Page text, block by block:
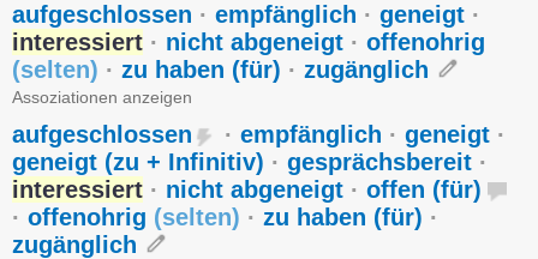
aufgeschlossen · empfänglich · geneigt ·
interessiert · nicht abgeneigt · offenohrig
(selten) · zu haben (für) · zugänglich
Assoziationen anzeigen
aufgeschlossen · empfänglich · geneigt ·
geneigt (zu + Infinitiv) · gesprächsbereit ·
interessiert · nicht abgeneigt · offen (für)
· offenohrig (selten) · zu haben (für) ·
zugänglich